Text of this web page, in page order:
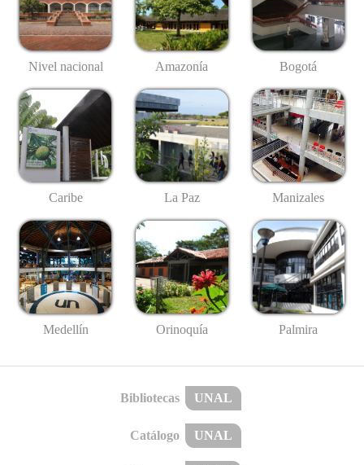
Nivel nacional Amazonía Bogotá
Caribe La Paz Manizales
Medellín Orinoquía Palmira
Bibliotecas UNAL
Catálogo UNAL